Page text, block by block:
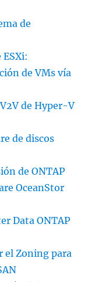
de
de VMs vía
de Hyper-V
de discos
de ONTAP
OceanStor
Data ONTAP
el Zoning para